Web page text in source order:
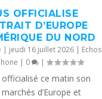
OFFICIALISE
D’EUROPE
DU NORD
| jeudi 16 juillet 2026| Echos
| 0 |
officialisé ce matin son
d’Europe et